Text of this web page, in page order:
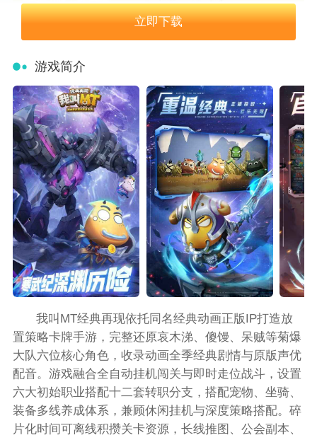
立即下载
游戏简介
我叫MT经典再现依托同名经典动画正版IP打造放
置策略卡牌手游，完整还原哀木涕、傻馒、呆贼等菊爆
大队六位核心角色，收录动画全季经典剧情与原版声优
配音。游戏融合全自动挂机闯关与即时走位战斗，设置
六大初始职业搭配十二套转职分支，搭配宠物、坐骑、
装备多线养成体系，兼顾休闲挂机与深度策略搭配。碎
片化时间可离线积攒关卡资源，长线推图、公会副本、